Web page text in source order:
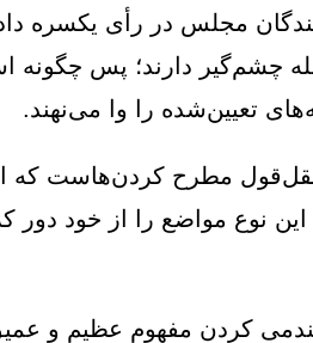
مجلس در رأی
چشم‌گیر دارند؛ پس
تعیین‌شده را وا می‌نهند.
مطرح کردن‌هاست که
این نوع مواضع را از خود
کردن مفهوم عظیم و عمیق